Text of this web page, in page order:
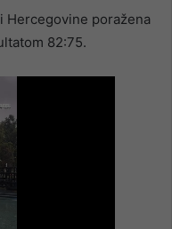
Hercegovine poražena
82:75.